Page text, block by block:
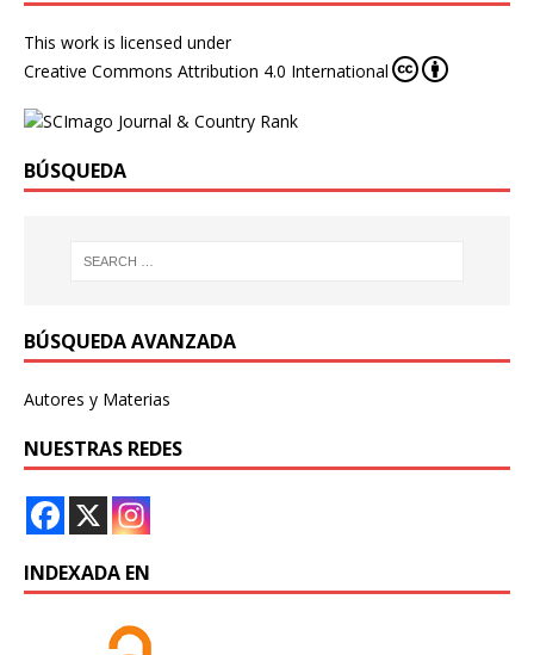
This work is licensed under
Creative Commons Attribution 4.0 International
BÚSQUEDA
BÚSQUEDA AVANZADA
Autores y Materias
NUESTRAS REDES
INDEXADA EN